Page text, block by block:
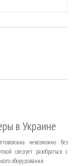
в Украине
невозможно без
следует разобраться с
оборудования.